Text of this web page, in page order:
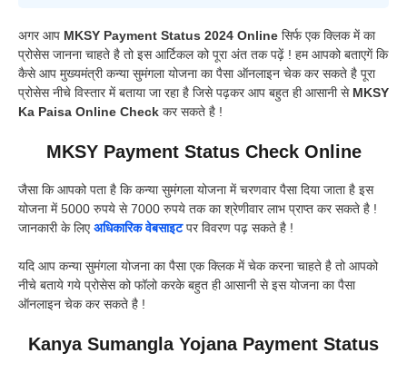
अगर आप MKSY Payment Status 2024 Online सिर्फ एक क्लिक में का
प्रोसेस जानना चाहते है तो इस आर्टिकल को पूरा अंत तक पढ़ें ! हम आपको बताएगें कि
कैसे आप मुख्यमंत्री कन्या सुमंगला योजना का पैसा ऑनलाइन चेक कर सकते है पूरा
प्रोसेस नीचे विस्तार में बताया जा रहा है जिसे पढ़कर आप बहुत ही आसानी से MKSY
Ka Paisa Online Check कर सकते है !
MKSY Payment Status Check Online
जैसा कि आपको पता है कि कन्या सुमंगला योजना में चरणवार पैसा दिया जाता है इस
योजना में 5000 रुपये से 7000 रुपये तक का श्रेणीवार लाभ प्राप्त कर सकते है !
जानकारी के लिएअधिकारिक वेबसाइटपर विवरण पढ़ सकते है !
यदि आप कन्या सुमंगला योजना का पैसा एक क्लिक में चेक करना चाहते है तो आपको
नीचे बताये गये प्रोसेस को फॉलो करके बहुत ही आसानी से इस योजना का पैसा
ऑनलाइन चेक कर सकते है !
Kanya Sumangla Yojana Payment Status